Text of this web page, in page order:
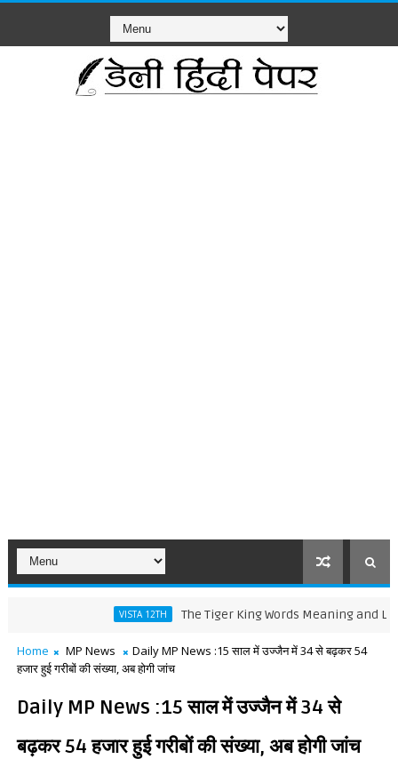
VISTA 12TH The Tiger King Words Meaning and Line by
Home MP News
Daily MP News :15 साल में उज्जैन में 34 से बढ़कर 54
हजार हुई गरीबों की संख्या, अब होगी जांच
Daily MP News :15 साल में उज्जैन में 34 से
बढ़कर 54 हजार हुई गरीबों की संख्या, अब होगी जांच